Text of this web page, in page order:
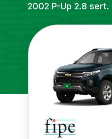
2002 P-Up 2.8